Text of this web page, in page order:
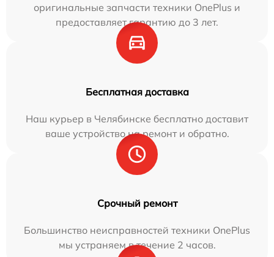
оригинальные запчасти техники OnePlus и
предоставляет гарантию до 3 лет.
Бесплатная доставка
Наш курьер в Челябинске бесплатно доставит
ваше устройство на ремонт и обратно.
Срочный ремонт
Большинство неисправностей техники OnePlus
мы устраняем в течение 2 часов.